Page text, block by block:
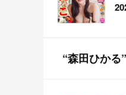
“森田ひかる